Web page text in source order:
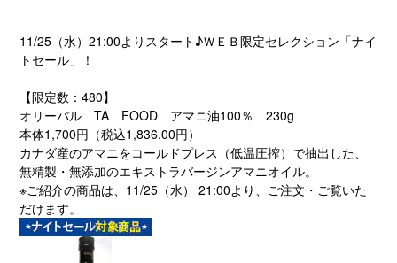
11/25（水）21:00よりスタート♪ＷＥＢ限定セレクション「ナイ
トセール」！
【限定数：480】
オリーバル TA FOOD アマニ油100％ 230g
本体1,700円（税込1,836.00円）
カナダ産のアマニをコールドプレス（低温圧搾）で抽出した、
無精製・無添加のエキストラバージンアマニオイル。
※ご紹介の商品は、11/25（水） 21:00より、ご注文・ご覧いた
だけます。